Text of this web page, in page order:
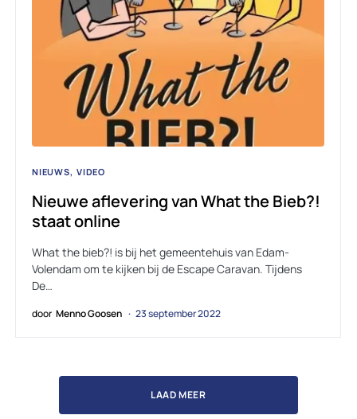
NIEUWS VIDEO
Nieuwe aflevering van What the Bieb?!
staat online
What the bieb?! is bij het gemeentehuis van Edam-
Volendam om te kijken bij de Escape Caravan. Tijdens
De…
door Menno Goosen 23 september 2022
LAAD MEER